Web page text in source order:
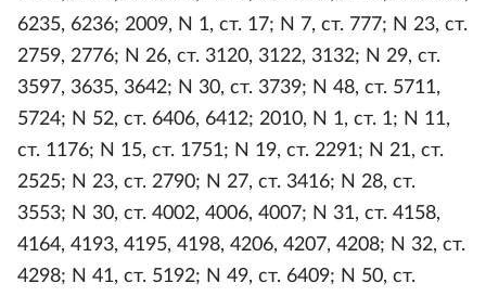
6235, 6236; 2009, N 1, ст. 17; N 7, ст. 777; N 23, ст.
2759, 2776; N 26, ст. 3120, 3122, 3132; N 29, ст.
3597, 3635, 3642; N 30, ст. 3739; N 48, ст. 5711,
5724; N 52, ст. 6406, 6412; 2010, N 1, ст. 1; N 11,
ст. 1176; N 15, ст. 1751; N 19, ст. 2291; N 21, ст.
2525; N 23, ст. 2790; N 27, ст. 3416; N 28, ст.
3553; N 30, ст. 4002, 4006, 4007; N 31, ст. 4158,
4164, 4193, 4195, 4198, 4206, 4207, 4208; N 32, ст.
4298; N 41, ст. 5192; N 49, ст. 6409; N 50, ст.